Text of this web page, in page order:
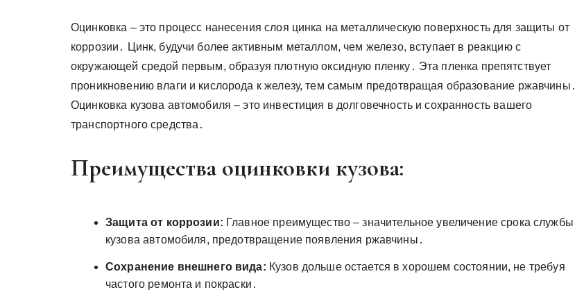
Оцинковка – это процесс нанесения слоя цинка на металлическую поверхность для защиты от
коррозии․ Цинк, будучи более активным металлом, чем железо, вступает в реакцию с
окружающей средой первым, образуя плотную оксидную пленку․ Эта пленка препятствует
проникновению влаги и кислорода к железу, тем самым предотвращая образование ржавчины․
Оцинковка кузова автомобиля – это инвестиция в долговечность и сохранность вашего
транспортного средства․
Преимущества оцинковки кузова:
Защита от коррозии: Главное преимущество – значительное увеличение срока службы
кузова автомобиля, предотвращение появления ржавчины․
Сохранение внешнего вида: Кузов дольше остается в хорошем состоянии, не требуя
частого ремонта и покраски․